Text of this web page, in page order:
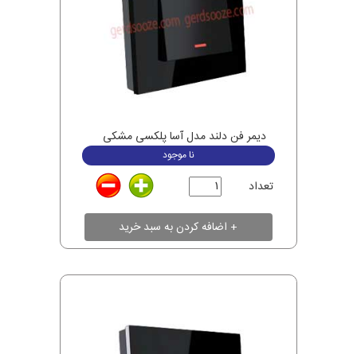
دیمر فن دلند مدل آسا پلکسی مشکی
نا موجود
تعداد